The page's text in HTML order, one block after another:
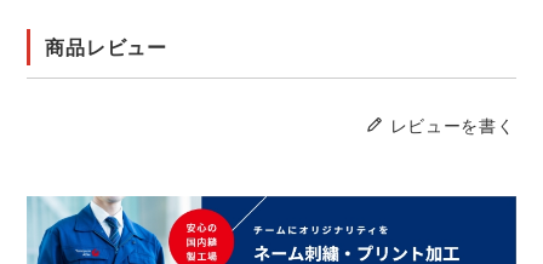
商品レビュー
レビューを書く